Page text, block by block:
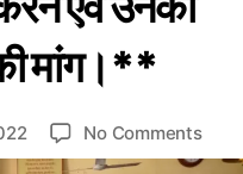
मांग।**
No Commentso
n